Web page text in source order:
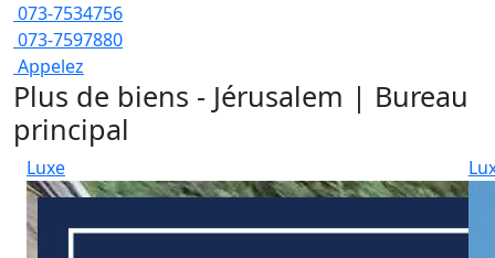
073-7534756
073-7597880
Appelez
Plus de biens - Jérusalem | Bureau
principal
Luxe